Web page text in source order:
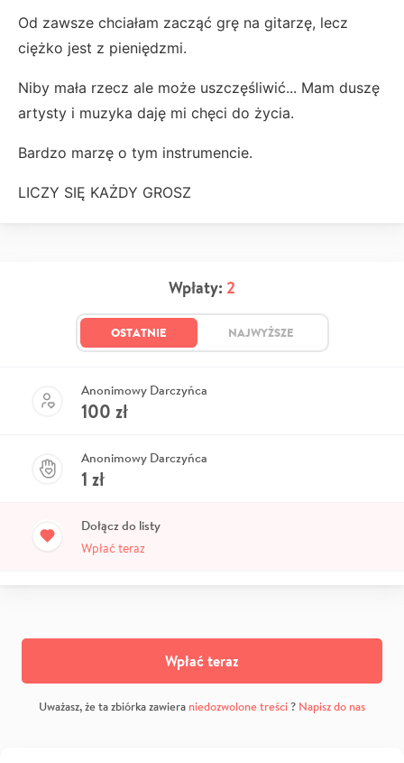
Od zawsze chciałam zacząć grę na gitarzę, lecz
ciężko jest z pieniędzmi.
Niby mała rzecz ale może uszczęśliwić... Mam duszę
artysty i muzyka daję mi chęci do życia.
Bardzo marzę o tym instrumencie.
LICZY SIĘ KAŻDY GROSZ
Wpłaty: 2
OSTATNIE NAJWYŻSZE
Anonimowy Darczyńca
100 zł
Anonimowy Darczyńca
1 zł
Dołącz do listy
Wpłać teraz
Wpłać teraz
Uważasz, że ta zbiórka zawiera niedozwolone treści? Napisz do nas